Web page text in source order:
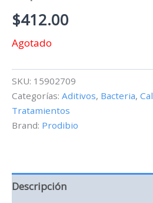
$412.00
Agotado
SKU: 15902709
Categorías: Aditivos, Bacteria,
Tratamientos
Brand: Prodibio
Descripción